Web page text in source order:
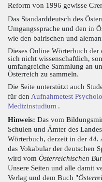
Reform von 1996 gewisse
Das Standarddeutsch des
Umgangssprache und den in
wie den bairischen und
Dieses Online Wörterbuch
sich nicht wissenschaftlich,
umfangreiche Sammlung an
Österreich zu sammeln.
Die Seite unterstützt auch
für den Aufnahmetest
Medizinstudium .
Hinweis: Das vom
Schulen und Ämter des
Wörterbuch, derzeit in der 44.
das Vokabular der deutschen
wird vom Österreichischen
Unsere Seiten und alle damit
Verlag und dem Buch "